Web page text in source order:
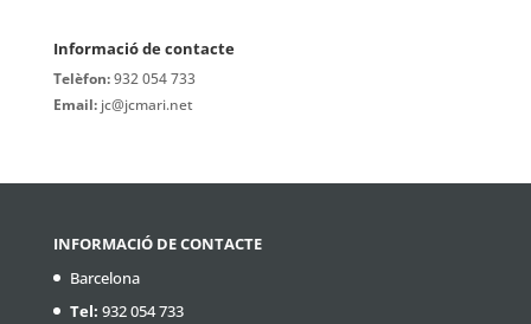
Informació de contacte
Telèfon:932 054 733
Email:jc@jcmari.net
INFORMACIÓ DE CONTACTE
Barcelona
Tel: 932 054 733